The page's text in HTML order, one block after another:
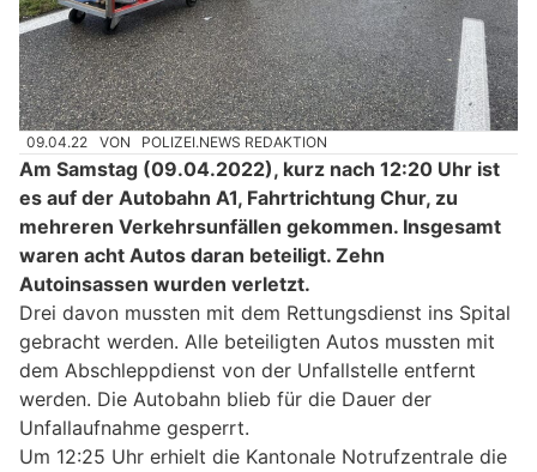
09.04.22 VON POLIZEI.NEWS REDAKTION
Am Samstag (09.04.2022), kurz nach 12:20 Uhr ist
es auf der Autobahn A1, Fahrtrichtung Chur, zu
mehreren Verkehrsunfällen gekommen. Insgesamt
waren acht Autos daran beteiligt. Zehn
Autoinsassen wurden verletzt.
Drei davon mussten mit dem Rettungsdienst ins Spital
gebracht werden. Alle beteiligten Autos mussten mit
dem Abschleppdienst von der Unfallstelle entfernt
werden. Die Autobahn blieb für die Dauer der
Unfallaufnahme gesperrt.
Um 12:25 Uhr erhielt die Kantonale Notrufzentrale die